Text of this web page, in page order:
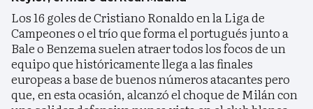
Los 16 goles de Cristiano Ronaldo en la Liga de
Campeones o el trío que forma el portugués junto a
Bale o Benzema suelen atraer todos los focos de un
equipo que históricamente llega a las finales
europeas a base de buenos números atacantes pero
que, en esta ocasión, alcanzó el choque de Milán con